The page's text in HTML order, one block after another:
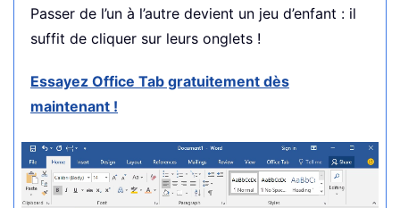
Passer de l’un à l’autre devient un jeu d’enfant : il
suffit de cliquer sur leurs onglets !
Essayez Office Tab gratuitement dès
maintenant !